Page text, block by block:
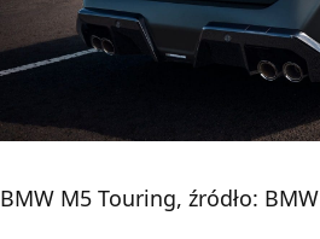
BMW M5 Touring, źródło: BMW